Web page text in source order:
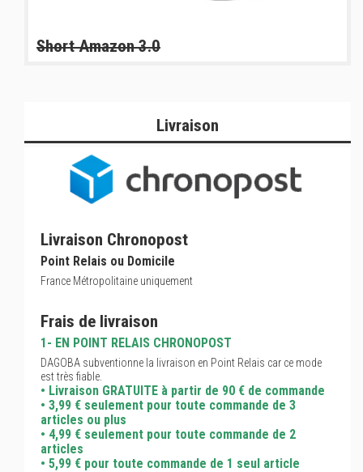
Short Amazon 3.0
Livraison
Livraison Chronopost
Point Relais ou Domicile
France Métropolitaine uniquement
Frais de livraison
1- EN POINT RELAIS CHRONOPOST
DAGOBA subventionne la livraison en Point Relais car ce mode
est très fiable.
• Livraison GRATUITE à partir de 90 € de commande
• 3,99 € seulement pour toute commande de 3
articles ou plus
• 4,99 € seulement pour toute commande de 2
articles
• 5,99 € pour toute commande de 1 seul article